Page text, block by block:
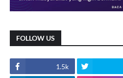
FOLLOW US
1.5k